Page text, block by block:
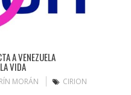
A VENEZUELA
VIDA
MORÁN
CIRION